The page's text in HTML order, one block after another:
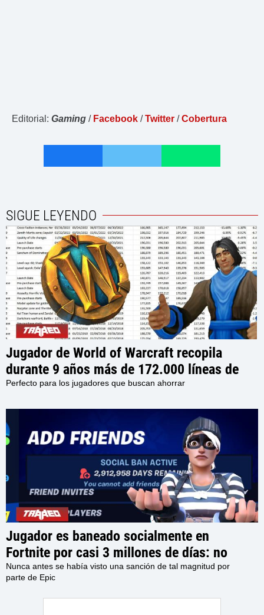
Editorial: Gaming / Facebook /Twitter /Cobertura
SIGUE LEYENDO
Jugador de World of Warcraft recopila
durante 9 años más de 172.000 líneas de
datos y señala el momento perfecto para
Perfecto para los jugadores que buscan ahorrar
Jugador es baneado socialmente en
Fortnite por casi 3 millones de días: no
podrá interactuar con otros usuarios en el
juego por los próximos 7980 Años
Nunca antes se había visto una sanción de tal magnitud por
parte de Epic